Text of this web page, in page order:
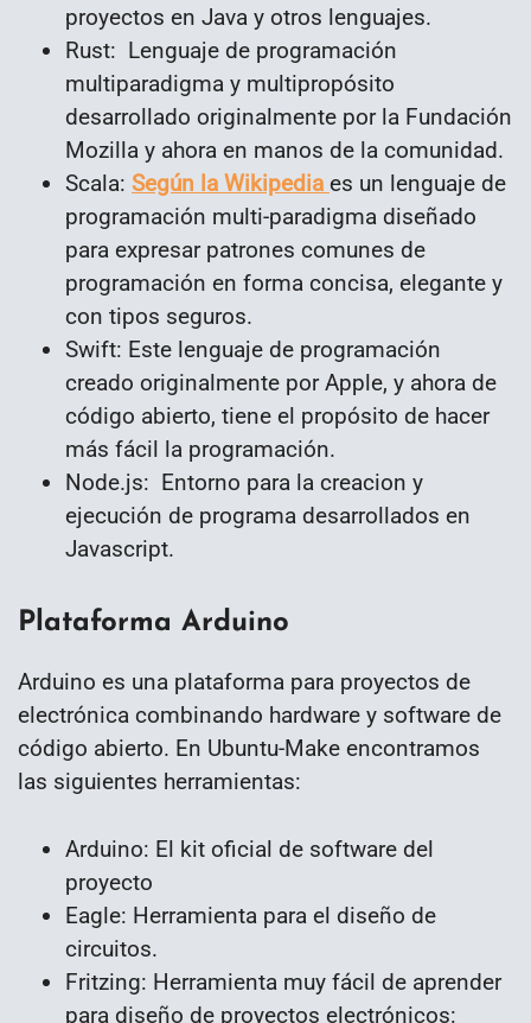
proyectos en Java y otros lenguajes.
Rust: Lenguaje de programación
multiparadigma y multipropósito
desarrollado originalmente por la Fundación
Mozilla y ahora en manos de la comunidad.
Scala: Según la Wikipedia es un lenguaje de
programación multi-paradigma diseñado
para expresar patrones comunes de
programación en forma concisa, elegante y
con tipos seguros.
Swift: Este lenguaje de programación
creado originalmente por Apple, y ahora de
código abierto, tiene el propósito de hacer
más fácil la programación.
Node.js: Entorno para la creacion y
ejecución de programa desarrollados en
Javascript.
Plataforma Arduino
Arduino es una plataforma para proyectos de
electrónica combinando hardware y software de
código abierto. En Ubuntu-Make encontramos
las siguientes herramientas:
Arduino: El kit oficial de software del
proyecto
Eagle: Herramienta para el diseño de
circuitos.
Fritzing: Herramienta muy fácil de aprender
para diseño de proyectos electrónicos: